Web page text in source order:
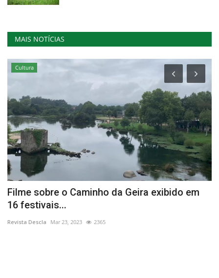
MAIS NOTÍCIAS
Cultura
Filme sobre o Caminho da Geira exibido em
16 festivais...
Revista Descla Mar 23, 2023 2365